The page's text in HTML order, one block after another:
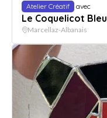
Atelier Créatif avec
Le Coquelicot Bleu
Marcellaz-Albanais